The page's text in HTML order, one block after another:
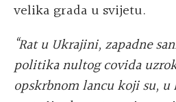
velika grada u svijetu.
“Rat u Ukrajini, zapadne
politika nultog covida
opskrbnom lancu koji su,